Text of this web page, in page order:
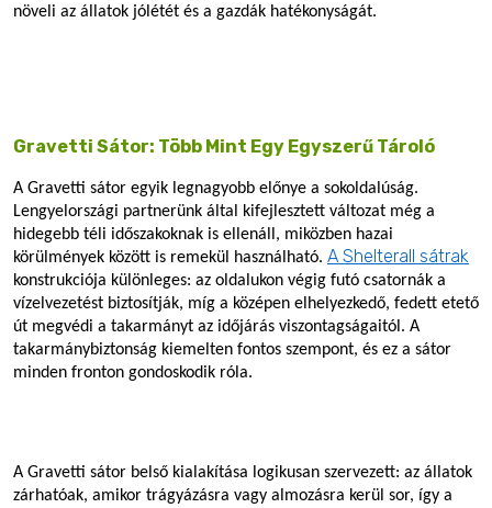
növeli az állatok jólétét és a gazdák hatékonyságát.
Gravetti Sátor: Több Mint Egy Egyszerű Tároló
A Gravetti sátor egyik legnagyobb előnye a sokoldalúság.
Lengyelországi partnerünk által kifejlesztett változat még a
hidegebb téli időszakoknak is ellenáll, miközben hazai
körülmények között is remekül használható. A Shelterall sátrak
konstrukciója különleges: az oldalukon végig futó csatornák a
vízelvezetést biztosítják, míg a középen elhelyezkedő, fedett etető
út megvédi a takarmányt az időjárás viszontagságaitól. A
takarmánybiztonság kiemelten fontos szempont, és ez a sátor
minden fronton gondoskodik róla.
A Gravetti sátor belső kialakítása logikusan szervezett: az állatok
zárhatóak, amikor trágyázásra vagy almozásra kerül sor, így a